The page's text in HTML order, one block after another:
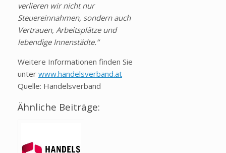
verlieren wir nicht nur
Steuereinnahmen, sondern auch
Vertrauen, Arbeitsplätze und
lebendige Innenstädte.“
Weitere Informationen finden Sie
unter www.handelsverband.at
Quelle: Handelsverband
Ähnliche Beiträge: